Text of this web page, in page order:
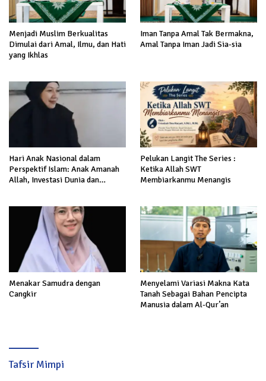
Menjadi Muslim Berkualitas
Dimulai dari Amal, Ilmu, dan Hati
yang Ikhlas
Iman Tanpa Amal Tak Bermakna,
Amal Tanpa Iman Jadi Sia-sia
Hari Anak Nasional dalam
Perspektif Islam: Anak Amanah
Allah, Investasi Dunia dan
Pelukan Langit The Series :
Ketika Allah SWT
Membiarkanmu Menangis
Menakar Samudra dengan
Cangkir
Menyelami Variasi Makna Kata
Tanah Sebagai Bahan Pencipta
Manusia dalam Al-Qur’an
Tafsir Mimpi